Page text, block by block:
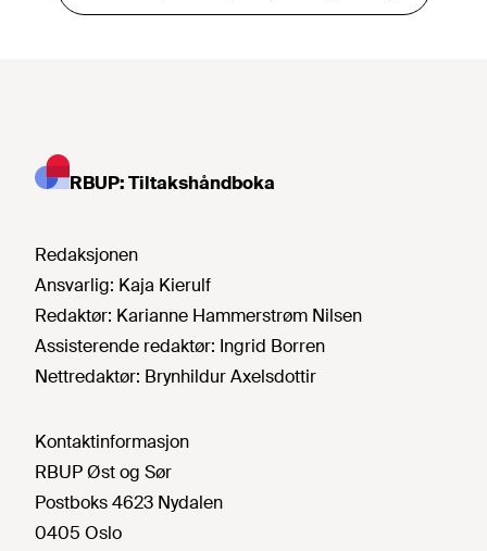
RBUP: Tiltakshåndboka
Redaksjonen
Ansvarlig: Kaja Kierulf
Redaktør: Karianne Hammerstrøm Nilsen
Assisterende redaktør: Ingrid Borren
Nettredaktør: Brynhildur Axelsdottir
Kontaktinformasjon
RBUP Øst og Sør
Postboks 4623 Nydalen
0405 Oslo